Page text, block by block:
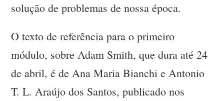
solução de problemas de nossa época.
O texto de referência para o primeiro
módulo, sobre Adam Smith, que dura até 24
de abril, é de Ana Maria Bianchi e Antonio
T. L. Araújo dos Santos, publicado nos